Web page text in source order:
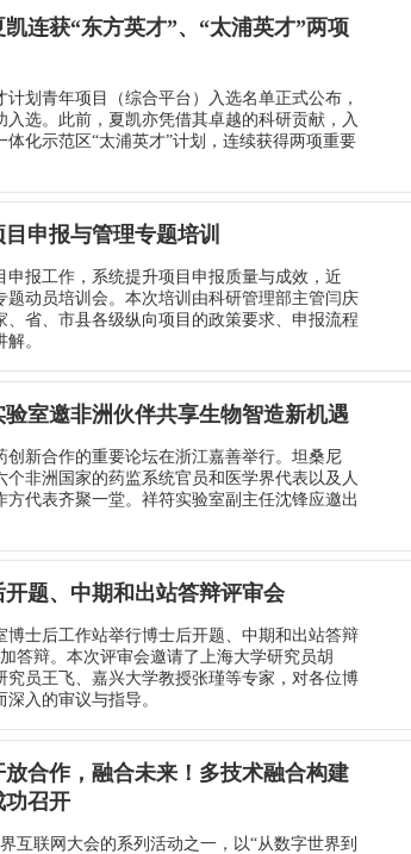
连获“东方英才”、“太浦英才”两项
计划青年项目（综合平台）入选名单正式公布，
选。此前，夏凯亦凭借其卓越的科研贡献，入
体化示范区“太浦英才”计划，连续获得两项重要
申报与管理专题培训
申报工作，系统提升项目申报质量与成效，近
题动员培训会。本次培训由科研管理部主管闫庆
、省、市县各级纵向项目的政策要求、申报流程
。
室邀非洲伙伴共享生物智造新机遇
创新合作的重要论坛在浙江嘉善举行。坦桑尼
非洲国家的药监系统官员和医学界代表以及人
代表齐聚一堂。祥符实验室副主任沈锋应邀出
题、中期和出站答辩评审会
博士后工作站举行博士后开题、中期和出站答辩
答辩。本次评审会邀请了上海大学研究员胡
究员王飞、嘉兴大学教授张瑾等专家，对各位博
入的审议与指导。
合作，融合未来！多技术融合构建
功召开
互联网大会的系列活动之一，以“从数字世界到